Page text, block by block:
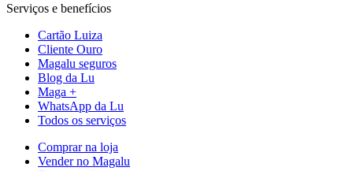
Serviços e benefícios
Cartão Luiza
Cliente Ouro
Magalu seguros
Blog da Lu
Maga +
WhatsApp da Lu
Todos os serviços
Comprar na loja
Vender no Magalu